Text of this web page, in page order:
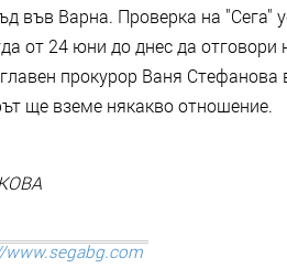
във Варна. Проверка на "Сега"
от 24 юни до днес да
прокурор Ваня Стефанова
ще вземе някакво отношение.